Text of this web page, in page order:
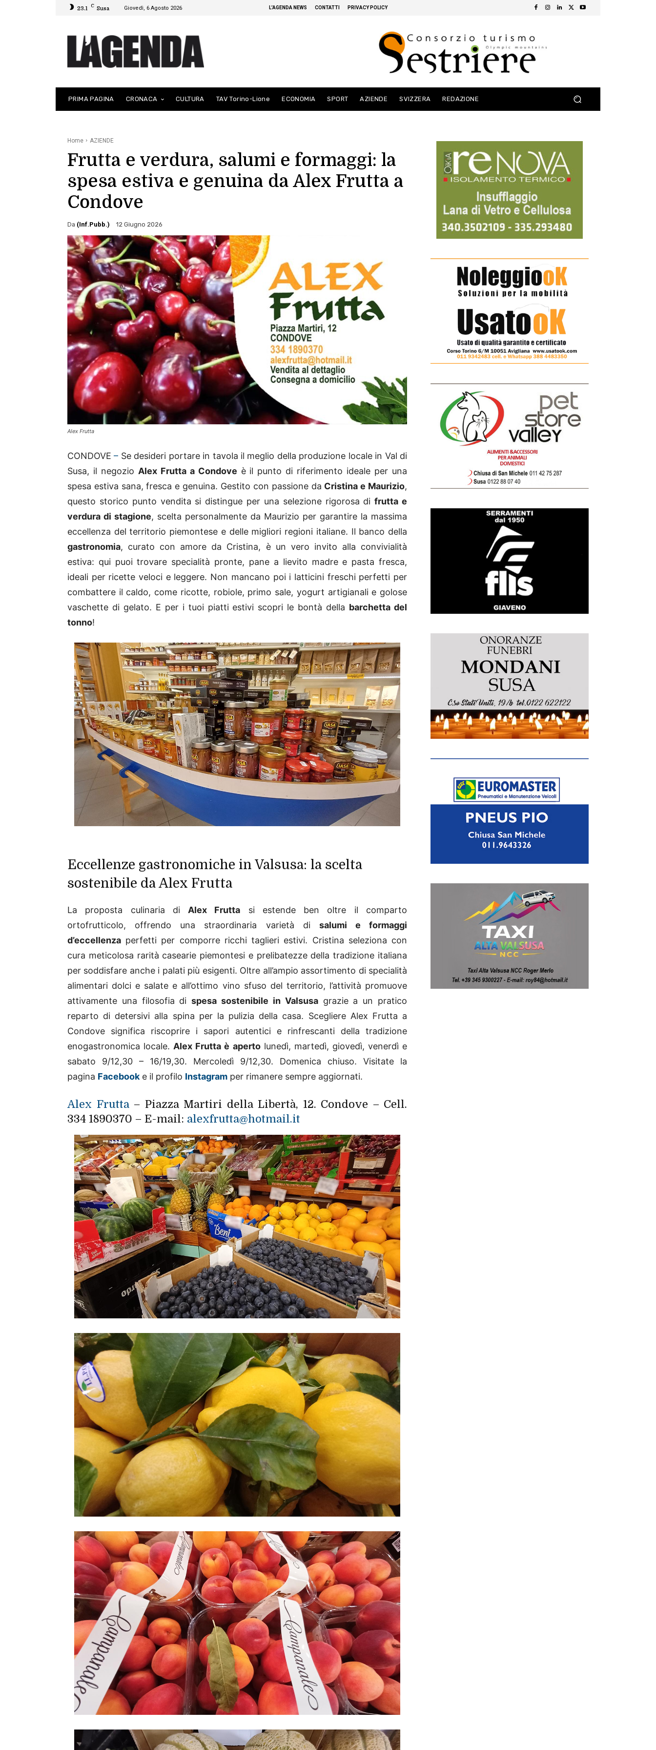
23.1 C Susa Giovedì, 6 Agosto 2026 L’AGENDA NEWS CONTATTI PRIVACY POLICY
PRIMA PAGINA CRONACA CULTURA TAV Torino-Lione ECONOMIA SPORT AZIENDE SVIZZERA REDAZIONE
Home AZIENDE
Frutta e verdura, salumi e formaggi: la
spesa estiva e genuina da Alex Frutta a
Condove
Da (Inf.Pubb.) 12 Giugno 2026
Alex Frutta
CONDOVE– Se desideri portare in tavola il meglio della produzione locale in Val di
Susa, il negozio Alex Frutta a Condove è il punto di riferimento ideale per una
spesa estiva sana, fresca e genuina. Gestito con passione da Cristina e Maurizio,
questo storico punto vendita si distingue per una selezione rigorosa difrutta e
verdura di stagione, scelta personalmente da Maurizio per garantire la massima
eccellenza del territorio piemontese e delle migliori regioni italiane. Il banco della
gastronomia, curato con amore da Cristina, è un vero invito alla convivialità
estiva: qui puoi trovare specialità pronte, pane a lievito madre e pasta fresca,
ideali per ricette veloci e leggere. Non mancano poi i latticini freschi perfetti per
combattere il caldo, come ricotte, robiole, primo sale, yogurt artigianali e golose
vaschette di gelato. E per i tuoi piatti estivi scopri le bontà della barchetta del
tonno!
Eccellenze gastronomiche in Valsusa: la scelta
sostenibile da Alex Frutta
La proposta culinaria di Alex Frutta si estende ben oltre il comparto
ortofrutticolo, offrendo una straordinaria varietà di salumi e formaggi
d’eccellenza perfetti per comporre ricchi taglieri estivi. Cristina seleziona con
cura meticolosa rarità casearie piemontesi e prelibatezze della tradizione italiana
per soddisfare anche i palati più esigenti. Oltre all’ampio assortimento di specialità
alimentari dolci e salate e all’ottimo vino sfuso del territorio, l’attività promuove
attivamente una filosofia dispesa sostenibile in Valsusagrazie a un pratico
reparto di detersivi alla spina per la pulizia della casa. Scegliere Alex Frutta a
Condove significa riscoprire i sapori autentici e rinfrescanti della tradizione
enogastronomica locale. Alex Frutta è apertolunedì, martedì, giovedì, venerdì e
sabato 9/12,30 – 16/19,30. Mercoledì 9/12,30. Domenica chiuso. Visitate la
pagina Facebook e il profilo Instagram per rimanere sempre aggiornati.
Alex Frutta– Piazza Martiri della Libertà, 12. Condove – Cell.
334 1890370 – E-mail: alexfrutta@hotmail.it